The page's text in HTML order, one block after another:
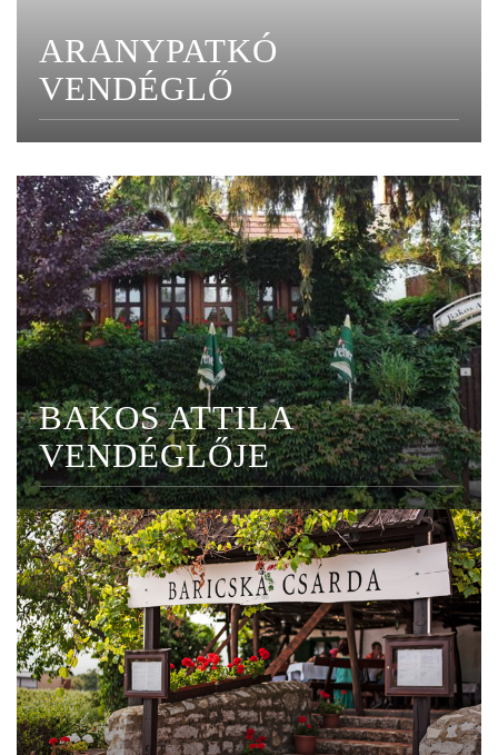
ARANYPATKÓ
VENDÉGLŐ
BAKOS ATTILA
VENDÉGLŐJE